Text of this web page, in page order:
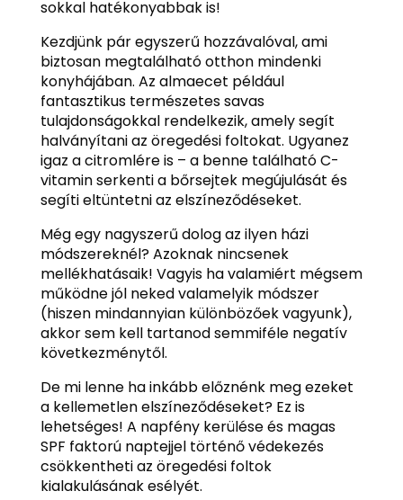
sokkal hatékonyabbak is!
Kezdjünk pár egyszerű hozzávalóval, ami
biztosan megtalálható otthon mindenki
konyhájában. Az almaecet például
fantasztikus természetes savas
tulajdonságokkal rendelkezik, amely segít
halványítani az öregedési foltokat. Ugyanez
igaz a citromlére is – a benne található C-
vitamin serkenti a bőrsejtek megújulását és
segíti eltüntetni az elszíneződéseket.
Még egy nagyszerű dolog az ilyen házi
módszereknél? Azoknak nincsenek
mellékhatásaik! Vagyis ha valamiért mégsem
működne jól neked valamelyik módszer
(hiszen mindannyian különbözőek vagyunk),
akkor sem kell tartanod semmiféle negatív
következménytől.
De mi lenne ha inkább előznénk meg ezeket
a kellemetlen elszíneződéseket? Ez is
lehetséges! A napfény kerülése és magas
SPF faktorú naptejjel történő védekezés
csökkentheti az öregedési foltok
kialakulásának esélyét.